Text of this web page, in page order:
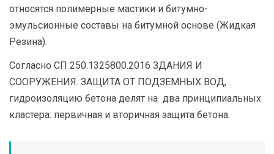
относятся полимерные мастики и битумно-
эмульсионные составы на битумной основе (Жидкая
Резина).
Согласно СП 250.1325800.2016 ЗДАНИЯ И
СООРУЖЕНИЯ. ЗАЩИТА ОТ ПОДЗЕМНЫХ ВОД,
гидроизоляцию бетона делят на два принципиальных
кластера: первичная и вторичная защита бетона.